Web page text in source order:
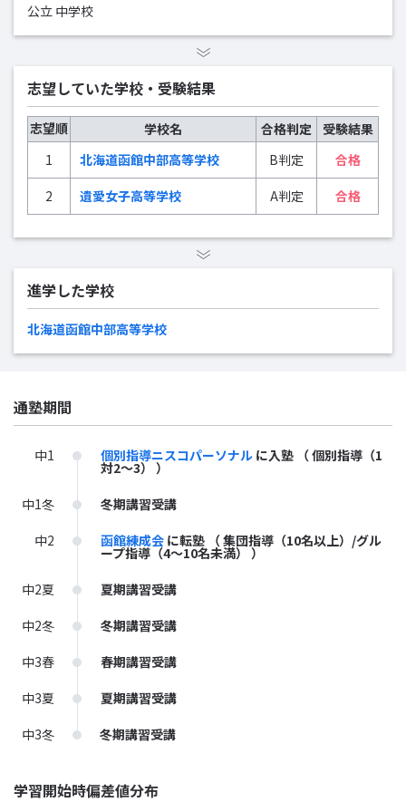
公立 中学校
志望していた学校・受験結果
志望順 学校名 合格判定
受験結果
1
北海道函館中部高等学校 B判定
合格
2
遺愛女子高等学校 A判定 合格
進学した学校
北海道函館中部高等学校
通塾期間
中1 個別指導ニスコパーソナル に入塾 （ 個別指導（1
対2～3） ）
中1冬
冬期講習受講
中2
函館練成会 に転塾 （ 集団指導（10名以上）/グル
ープ指導（4～10名未満） ）
中2夏
夏期講習受講
中2冬
冬期講習受講
中3春
春期講習受講
中3夏
夏期講習受講
中3冬
冬期講習受講
学習開始時偏差値分布